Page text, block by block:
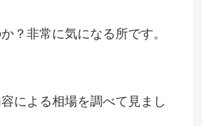
？非常に気になる所です。
による相場を調べて見まし